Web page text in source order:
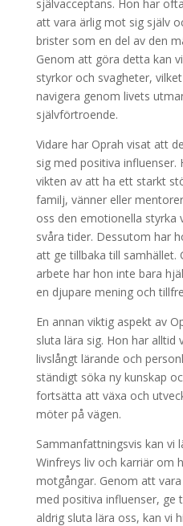
självacceptans. Hon har
att vara ärlig mot sig själv
brister som en del av den
Genom att göra detta kan
styrkor och svagheter,
navigera genom livets
självförtroende.
Vidare har Oprah visat att
sig med positiva
vikten av att ha ett starkt
familj, vänner eller
oss den emotionella styrka
svåra tider. Dessutom har
att ge tillbaka till samhället.
arbete har hon inte bara
en djupare mening och
En annan viktig aspekt av
sluta lära sig. Hon har
livslångt lärande och
ständigt söka ny kunskap
fortsätta att växa och
möter på vägen.
Sammanfattningsvis kan vi
Winfreys liv och karriär om
motgångar. Genom att
med positiva influenser, ge
aldrig sluta lära oss, kan vi